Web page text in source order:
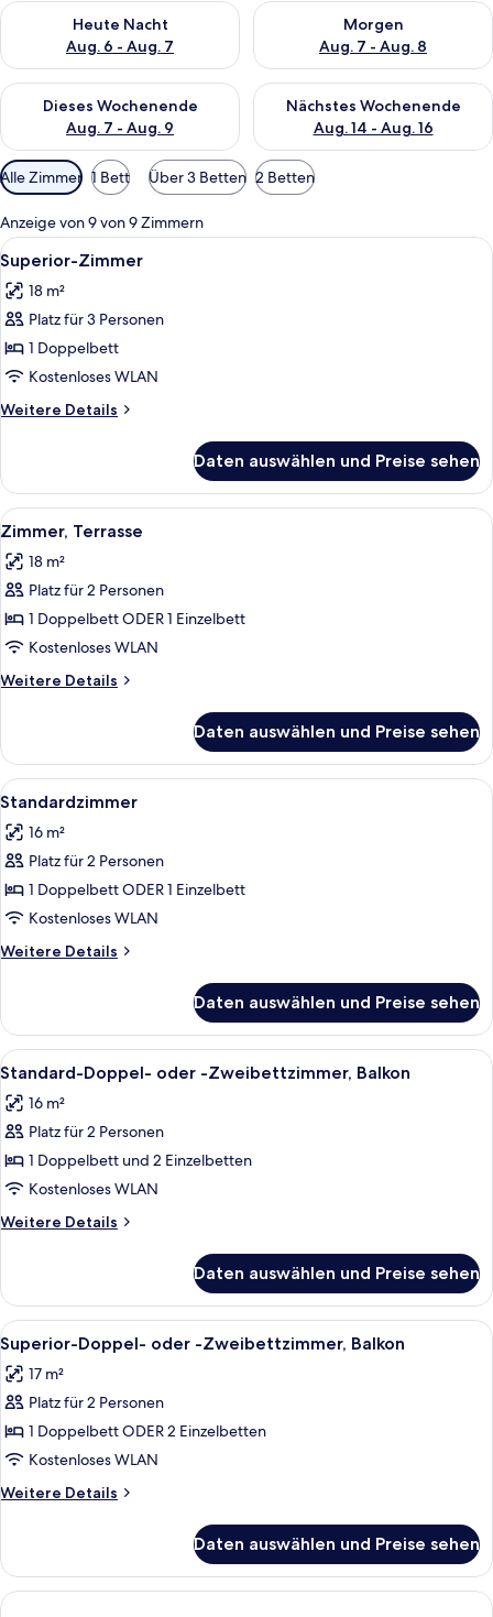
Heute Nacht
Aug. 6 - Aug. 7
Überprüfe die Verfügbarkeit für heute Nacht, Aug. 6 - Aug. 7.
Morgen
Aug. 7 - Aug. 8
Überprüfe die Verfügbarkeit
Dieses Wochenende
Aug. 7 - Aug. 9
Überprüfe die Verfügbarkeit für dieses Wochenende, Aug. 7
Nächstes Wochenende
Aug. 14 - Aug. 16
Überprüfe die Verfügbarkeit
Verfügbare
Filter
für
Zimmer
Alle Zimmer 1 Bett Über 3 Betten 2 Betten
Anzeige von 9 von 9 Zimmern
Alle
Fotos
für
Superior-
Zimmer
anzeigen
Ein Hotelzimmer mit Bett,
10
Superior-Zimmer
18 m²
Platz für 3 Personen
1 Doppelbett
Kostenloses WLAN
Weitere Details
Weitere
Zimmer
Daten auswählen und Preise sehen
Alle
Fotos
für
Zimmer,
Terrasse
anzeigen
Eine Dachterrasse mit Liegestuhl,
7
Zimmer, Terrasse
18 m²
Platz für 2 Personen
1 Doppelbett ODER 1 Einzelbett
Kostenloses WLAN
Weitere Details
Weitere
Terrasse
Daten auswählen und Preise sehen
Alle
Fotos
für
Standardzimmer
anzeigen
Ein Schlafzimmer mit Bett, einer
8
Standardzimmer
16 m²
Platz für 2 Personen
1 Doppelbett ODER 1 Einzelbett
Kostenloses WLAN
Weitere Details
Weitere
Daten auswählen und Preise sehen
Alle
Fotos
für
Standard-
Doppel-
oder
-
Zweibettzimmer,
anzeigen
Ein Hotelzimmer mit einem Bett,
6
Standard-Doppel- oder -Zweibettzimmer, Balkon
16 m²
Platz für 2 Personen
1 Doppelbett und 2 Einzelbetten
Kostenloses WLAN
Weitere Details
Weitere
Doppel-
oder
-
Zweibettzimmer,
Balkon
Daten auswählen und Preise sehen
Alle
Fotos
für
Superior-
Doppel-
oder
-
Zweibettzimmer,
anzeigen
Ein Hotelzimmer mit Bett, einer
7
Superior-Doppel- oder -Zweibettzimmer, Balkon
17 m²
Platz für 2 Personen
1 Doppelbett ODER 2 Einzelbetten
Kostenloses WLAN
Weitere Details
Weitere
Doppel-
oder
-
Daten auswählen und Preise sehen